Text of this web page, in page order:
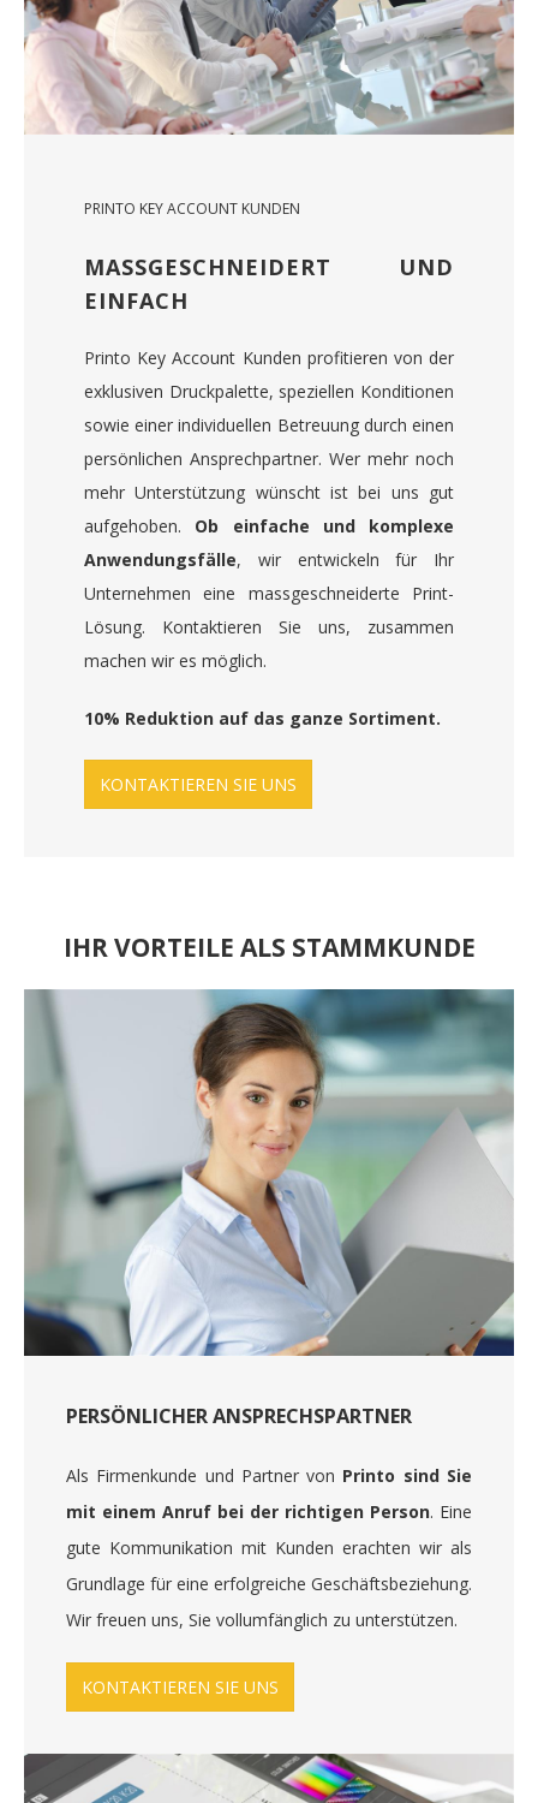
PRINTO KEY ACCOUNT KUNDEN
MASSGESCHNEIDERT UND
EINFACH
Printo Key Account Kunden profitieren von der
exklusiven Druckpalette, speziellen Konditionen
sowie einer individuellen Betreuung durch einen
persönlichen Ansprechpartner. Wer mehr noch
mehr Unterstützung wünscht ist bei uns gut
aufgehoben. Ob einfache und komplexe
Anwendungsfälle, wir entwickeln für Ihr
Unternehmen eine massgeschneiderte Print-
Lösung. Kontaktieren Sie uns, zusammen
machen wir es möglich.
10% Reduktion auf das ganze Sortiment.
KONTAKTIEREN SIE UNS
IHR VORTEILE ALS STAMMKUNDE
PERSÖNLICHER ANSPRECHSPARTNER
Als Firmenkunde und Partner von Printo sind Sie
mit einem Anruf bei der richtigen Person. Eine
gute Kommunikation mit Kunden erachten wir als
Grundlage für eine erfolgreiche Geschäftsbeziehung.
Wir freuen uns, Sie vollumfänglich zu unterstützen.
KONTAKTIEREN SIE UNS